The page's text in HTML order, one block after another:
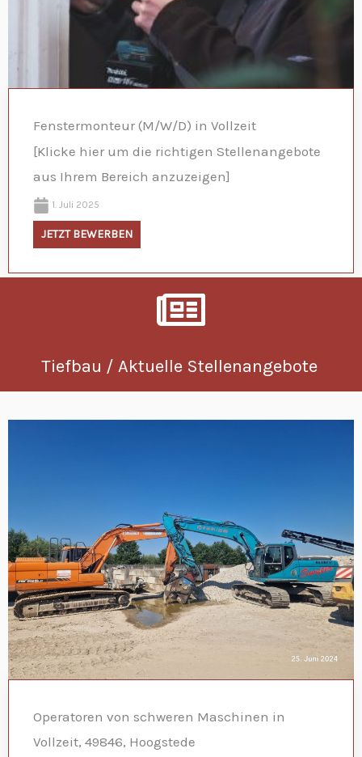
Fenstermonteur (M/W/D) in Vollzeit
[Klicke hier um die richtigen Stellenangebote
aus Ihrem Bereich anzuzeigen]
1. Juli 2025
JETZT BEWERBEN
Tiefbau / Aktuelle Stellenangebote
Operatoren von schweren Maschinen in
Vollzeit, 49846, Hoogstede